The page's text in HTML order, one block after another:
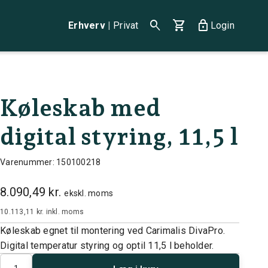
Erhverv | Privat search shopping_cart lock Login
Køleskab med
digital styring, 11,5 l
Varenummer: 150100218
8.090,49 kr.ekskl. moms
10.113,11 kr. inkl. moms
Køleskab egnet til montering ved Carimalis DivaPro.
Digital temperatur styring og optil 11,5 l beholder.
Antal